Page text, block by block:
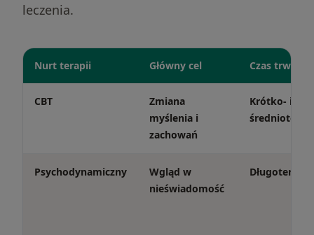
leczenia.
Nurt terapii Główny cel Czas trwania
CBT
Zmiana
myślenia i
zachowań
Krótko- i
Psychodynamiczny
Wgląd w
nieświadomość